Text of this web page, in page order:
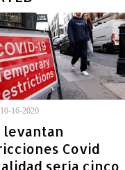
10-16-2020
levantan
Covid
sería cinco